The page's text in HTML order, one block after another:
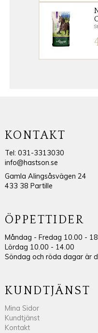
KONTAKT
Tel: 031-3313030
info@hastson.se
Gamla Alingsåsvägen 24
433 38 Partille
ÖPPETTIDER
Måndag - Fredag 10.00 -
Lördag 10.00 - 14.00
Söndag och röda dagar är
KUNDTJÄNST
Mina Sidor
Kundtjänst
Kontakt